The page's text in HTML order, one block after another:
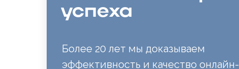
успеха
Более 20 лет мы доказываем
эффективность и качество онлайн-